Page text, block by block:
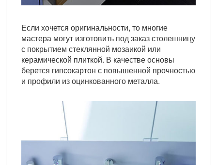
Если хочется оригинальности, то многие
мастера могут изготовить под заказ столешницу
с покрытием стеклянной мозаикой или
керамической плиткой. В качестве основы
берется гипсокартон с повышенной прочностью
и профили из оцинкованного металла.